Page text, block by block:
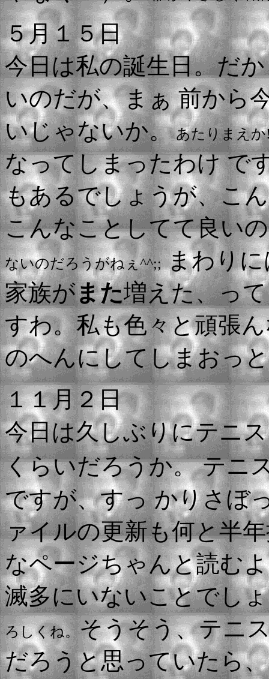
５月１５日
今日は私の誕生日。だ
いのだが、まぁ 前から
いじゃないか。あたりまえか
なってしまったわけ で
もあるでしょうが、こ
こんなことしてて良い
ないのだろうがねぇ^^;;まわりに
家族がまた増えた、っ
すわ。私も色々と頑張
のへんにしてしまおっ
１１月２日
今日は久しぶりにテニ
くらいだろうか。 テニ
ですが、すっ かりさぼ
ァイルの更新も何と半
なページちゃんと読む
滅多にいないことでし
ろしくね。
そうそう、テニ
だろうと思っていたら